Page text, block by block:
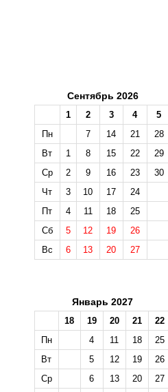
Сентябрь 2026
1 2 3 4
5
Пн
7 14 21
28
Вт
1 8 15 22
29
Ср
2 9 16 23
30
Чт
3 10 17
24
Пт
4 11 18
25
Сб
5 12 19
26
Вс
6 13 20 27
Январь 2027
18 19 20 21
22
Пн
4 11 18
25
Вт
5 12 19
26
Ср
6 13 20
27